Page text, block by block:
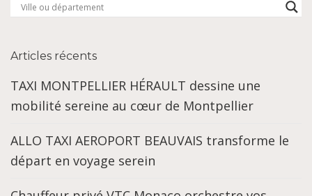
Articles récents
TAXI MONTPELLIER HÉRAULT dessine une
mobilité sereine au cœur de Montpellier
ALLO TAXI AEROPORT BEAUVAIS transforme le
départ en voyage serein